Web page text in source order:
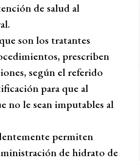
de salud al
son los tratantes
prescriben
según el referido
para que al
no le sean imputables al
permiten
de hidrato de